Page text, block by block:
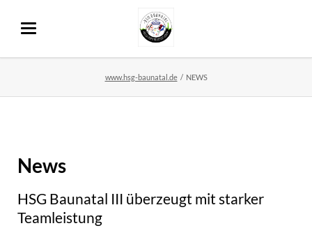
www.hsg-baunatal.de NEWS
News
HSG Baunatal III überzeugt mit starker
Teamleistung